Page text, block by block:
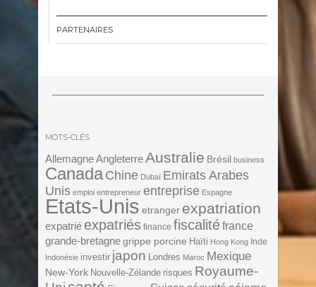
PARTENAIRES
MOTS-CLÉS
Allemagne AngleterreAustralie Brésil business
Canada Chine Dubaï Emirats Arabes
Unis emploi entrepreneur entreprise Espagne
Etats-Unis etranger expatriation
expatrié expatriés finance fiscalitéfrance
grande-bretagne grippe porcine Haïti Hong Kong Inde
Indonésie investir japon Londres Maroc Mexique
New-York Nouvelle-Zélande risques Royaume-